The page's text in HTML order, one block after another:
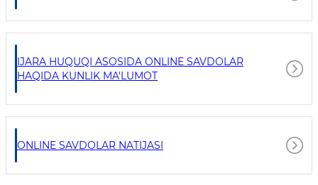
IJARA HUQUQI ASOSIDA ONLINE SAVDOLAR
HAQIDA KUNLIK MA'LUMOT
ONLINE SAVDOLAR NATIJASI